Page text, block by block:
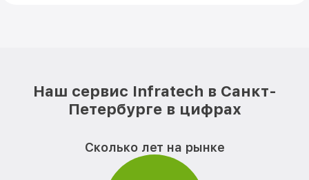
Наш сервис Infratech в Санкт-
Петербурге в цифрах
Сколько лет на рынке